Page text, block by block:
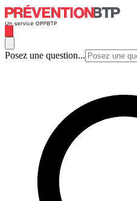
Posez une question...